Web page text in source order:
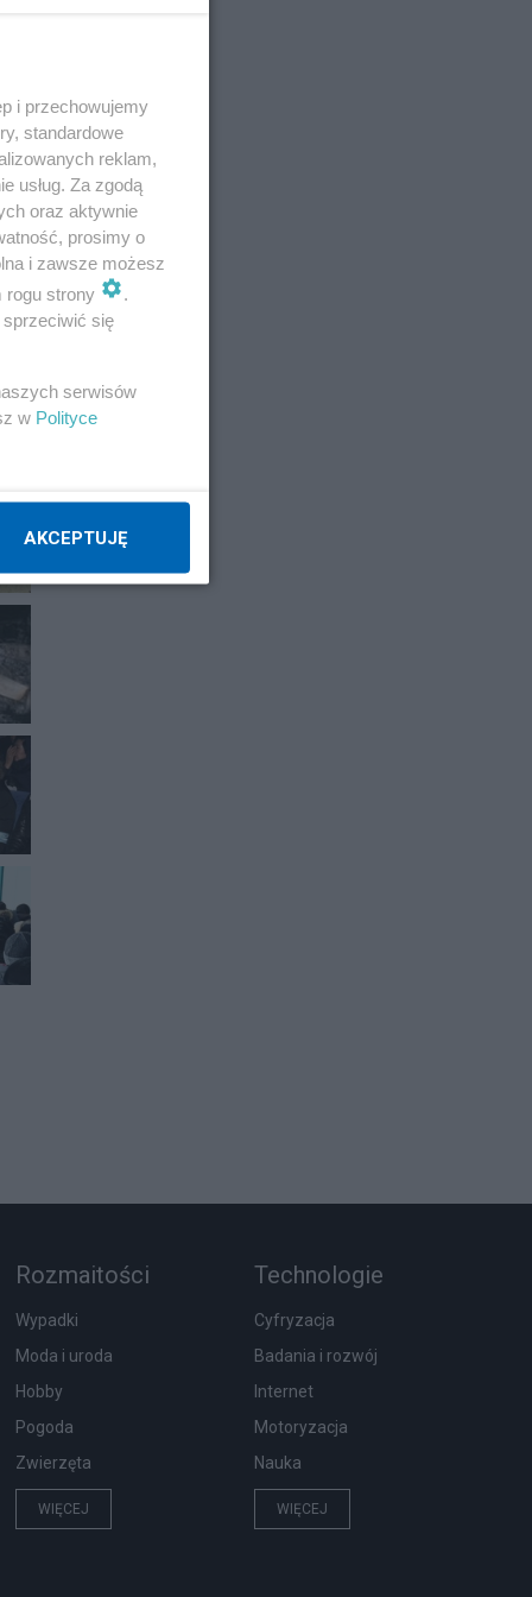
Rozmaitości
Wypadki
Moda i uroda
Hobby
Pogoda
Zwierzęta
WIĘCEJ
Technologie
Cyfryzacja
Badania i rozwój
Internet
Motoryzacja
Nauka
WIĘCEJ
i przechowujemy
standardowe
reklam,
usług. Za zgodą
oraz aktywnie
prosimy o
i zawsze możesz
rogu strony
się
serwisów
w Polityce
AKCEPTUJĘ